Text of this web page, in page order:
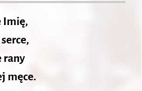
Imię,
rany
męce.